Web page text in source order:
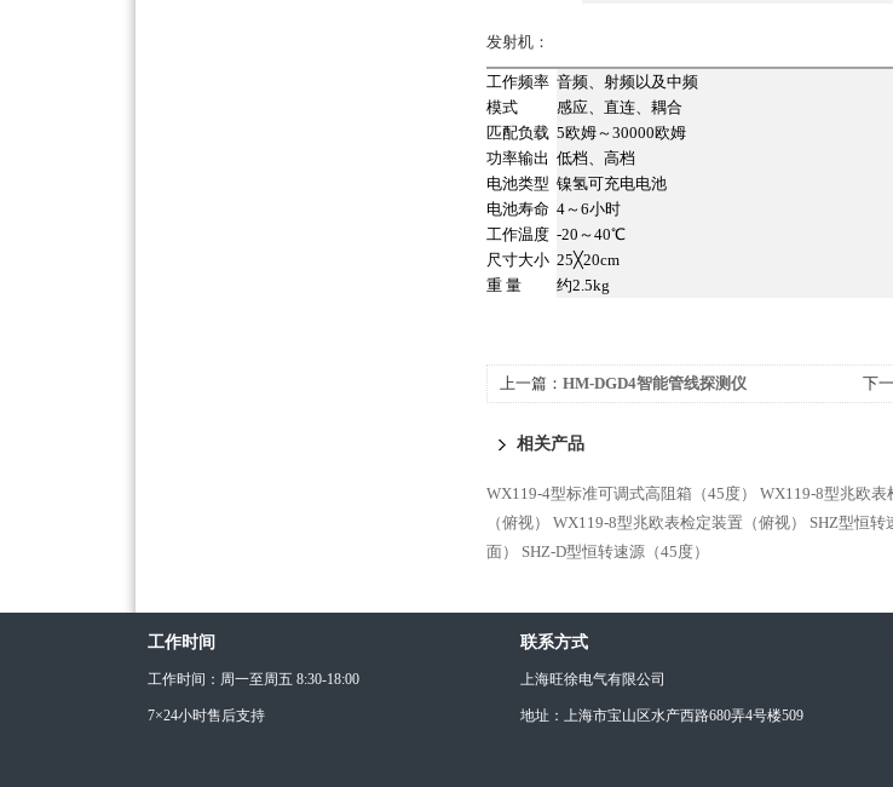
发射机：
工作频率 音频、射频以及中频
模式
感应、直连、耦合
匹配负载 5欧姆～30000欧姆
功率输出 低档、高档
电池类型 镍氢可充电电池
电池寿命 4～6小时
工作温度 -20～40℃
尺寸大小 25╳20cm
重 量
约2.5kg
上一篇： HM-DGD4智能管线探测仪 下
相关产品
WX119-4型标准可调式高阻箱（45度） WX119-8型兆欧表
（俯视）
WX119-8型兆欧表检定装置（俯视） SHZ型恒转
面）
SHZ-D型恒转速源（45度）
工作时间
工作时间：周一至周五 8:30-18:00
7×24小时售后支持
联系方式
上海旺徐电气有限公司
地址：上海市宝山区水产西路680弄4号楼509